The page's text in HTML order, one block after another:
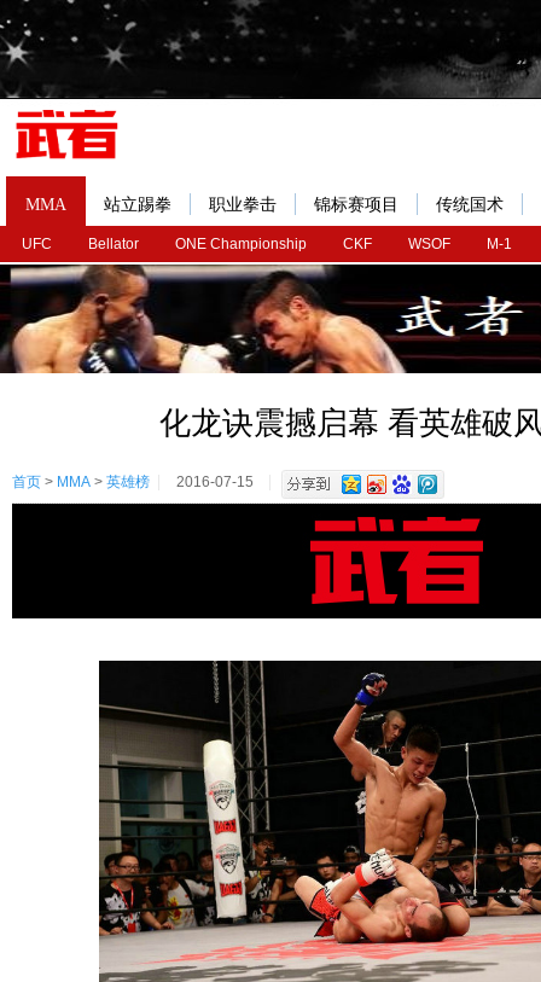
MMA
UFC Bellator ONE Championship CKF WSOF M-1
站立踢拳 职业拳击 锦标赛项目 传统国术
化龙诀震撼启幕 看英雄破
首页 > MMA > 英雄榜 2016-07-15